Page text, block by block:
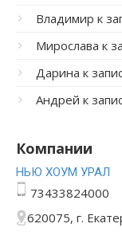
Владимир к
Мирослава к
Дарина к
Андрей к
Компании
НЬЮ ХОУМ УРАЛ
73433824000
620075, г.